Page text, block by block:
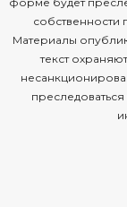
собственности
Материалы
текст